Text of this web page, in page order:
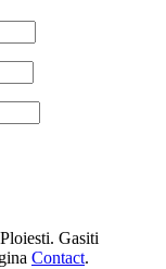
Gasiti
Contact.